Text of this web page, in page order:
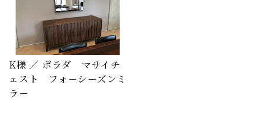
K様 ／ ポラダ マサイチ
ェスト フォーシーズンミ
ラー